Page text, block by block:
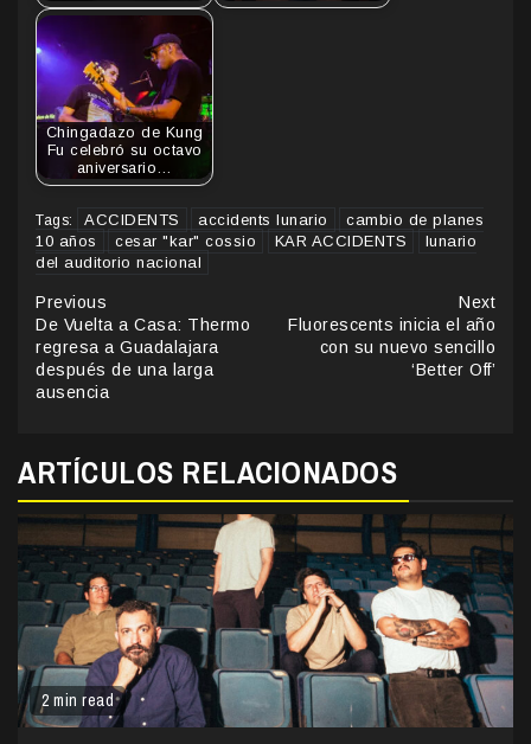
Chingadazo de Kung
Fu celebró su octavo
aniversario…
Tags: ACCIDENTS accidents lunario
cambio de planes
10 años
cesar "kar" cossio KAR ACCIDENTS
lunario
del auditorio nacional
Continue
Reading
Previous
De Vuelta a Casa: Thermo
regresa a Guadalajara
después de una larga
ausencia
Next
Fluorescents inicia el año
con su nuevo sencillo
‘Better Off’
ARTÍCULOS RELACIONADOS
2 min read